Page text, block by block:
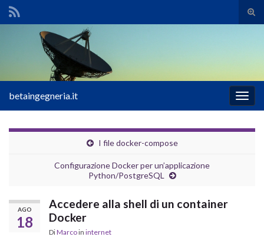
il
Search for:
la
betaingegneria.it
I file docker-compose
Configurazione Docker per un’applicazione
Python/PostgreSQL
AGO
18
Accedere alla shell di un container
Docker
DiMarcoin internet